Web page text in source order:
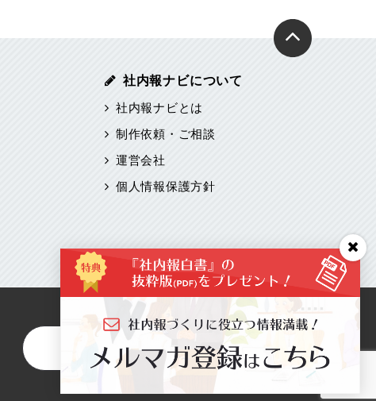
社内報ナビについて
社内報ナビとは
制作依頼・ご相談
運営会社
個人情報保護方針
お問い合わせはこちら